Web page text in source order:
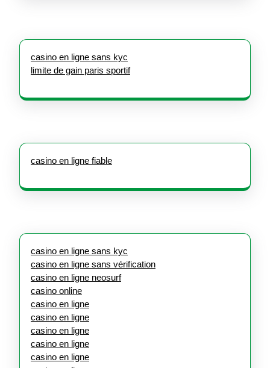
casino en ligne sans kyc
limite de gain paris sportif
casino en ligne fiable
casino en ligne sans kyc
casino en ligne sans vérification
casino en ligne neosurf
casino online
casino en ligne
casino en ligne
casino en ligne
casino en ligne
casino en ligne